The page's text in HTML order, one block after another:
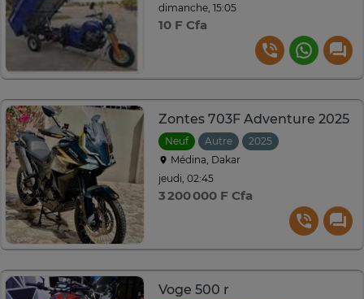
dimanche, 15:05
10 F Cfa
Zontes 703F Adventure 2025
Neuf Autre
2025
Médina, Dakar
jeudi, 02:45
3 200 000 F Cfa
Voge 500 r